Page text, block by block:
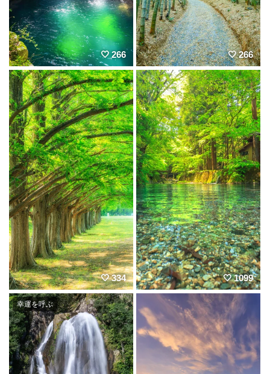
266 266
334 1099
幸運を呼ぶ